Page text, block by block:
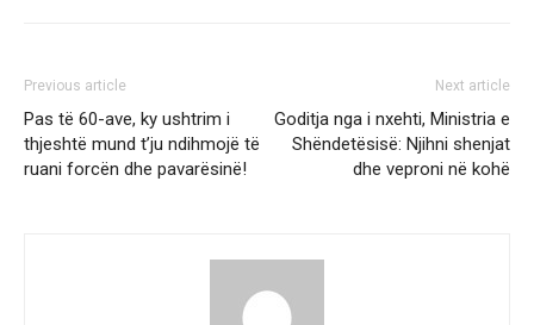
Previous article
Pas të 60-ave, ky ushtrim i
thjeshtë mund t’ju ndihmojë të
ruani forcën dhe pavarësinë!
Next article
Goditja nga i nxehti, Ministria e
Shëndetësisë: Njihni shenjat
dhe veproni në kohë